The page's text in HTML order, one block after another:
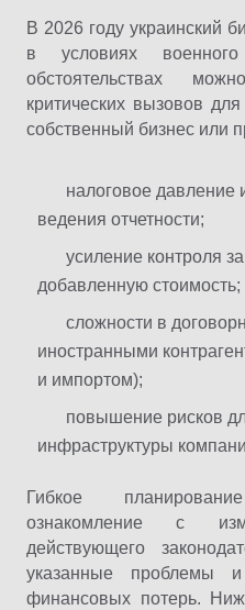
В 2026 году украинский
в условиях
обстоятельствах
критических вызовов
собственный бизнес или
налоговое давление
ведения отчетности;
усиление контроля
добавленную стоимость;
сложности в
иностранными
и импортом);
повышение рисков
инфраструктуры
Гибкое
ознакомление с
действующего
указанные проблемы и
финансовых потерь.